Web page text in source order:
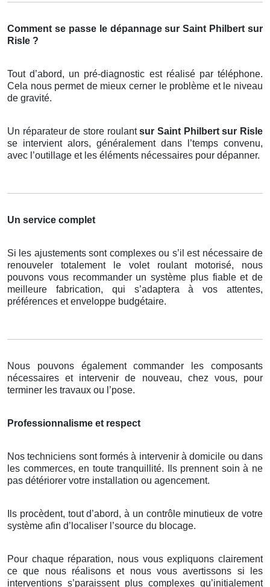
Comment se passe le dépannage sur Saint Philbert sur
Risle ?
Tout d’abord, un pré-diagnostic est réalisé par téléphone.
Cela nous permet de mieux cerner le problème et le niveau
de gravité.
Un réparateur de store roulantsur Saint Philbert sur Risle
se intervient alors, généralement dans l’temps convenu,
avec l’outillage et les éléments nécessaires pour dépanner.
Un service complet
Si les ajustements sont complexes ou s’il est nécessaire de
renouveler totalement le volet roulant motorisé, nous
pouvons vous recommander un système plus fiable et de
meilleure fabrication, qui s’adaptera à vos attentes,
préférences et enveloppe budgétaire.
Nous pouvons également commander les composants
nécessaires et intervenir de nouveau, chez vous, pour
terminer les travaux ou l’pose.
Professionnalisme et respect
Nos techniciens sont formés à intervenir à domicile ou dans
les commerces, en toute tranquillité. Ils prennent soin à ne
pas détériorer votre installation ou agencement.
Ils procèdent, tout d’abord, à un contrôle minutieux de votre
système afin d’localiser l’source du blocage.
Pour chaque réparation, nous vous expliquons clairement
ce que nous réalisons et nous vous avertissons si les
interventions s’paraissent plus complexes qu’initialement